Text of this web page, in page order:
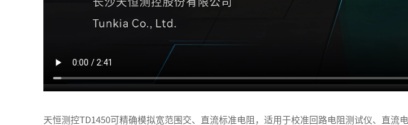
天恒测控TD1450可精确模拟宽范围交、直流标准电阻，适用于校准回路电阻测试仪、直